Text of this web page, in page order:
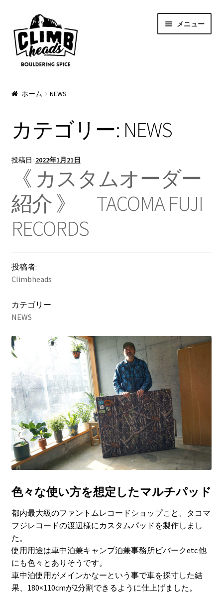
ビ
ゲ
ー
ン
キ
プ
ン
テ
ン
ス
プ
メニュー
Apparel
Bag & Accessory
Pad Option
Custom Charge
NEWS
INFO
Custom Order
Payment
Shipping
About us
FAQ
Contact
ホーム NEWS
カテゴリー: NEWS
投稿日: 2022年1月21日
《 カスタムオーダー
紹介 》 TACOMA FUJI
RECORDS
投稿者:
Climbheads
カテゴリー
NEWS
色々な使い方を想定したマルチパッド
都内最大級のファントムレコードショップこと、タコマ
フジレコードの渡辺様にカスタムパッドを製作しまし
た。
使用用途は車中泊兼キャンプ泊兼事務所ビバークetc 他
にも色々とありそうです。
車中泊使用がメインかなーという事で車を採寸した結
果、180×110cmが2分割できるように仕上げました。